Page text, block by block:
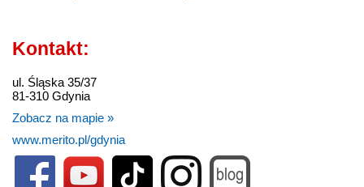
Kontakt:
ul. Śląska 35/37
81-310 Gdynia
Zobacz na mapie »
www.merito.pl/gdynia